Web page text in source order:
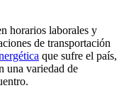
horarios laborales y
de transportación
que sufre el país,
una variedad de